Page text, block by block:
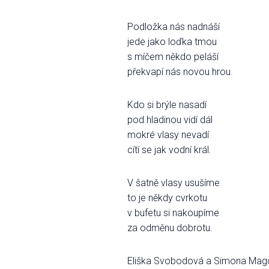
Podložka nás nadnáší
jede jako loďka tmou
s míčem někdo peláší
překvapí nás novou hrou.
Kdo si brýle nasadí
pod hladinou vidí dál
mokré vlasy nevadí
cítí se jak vodní král.
V šatně vlasy usušíme
to je někdy cvrkotu
v bufetu si nakoupíme
za odměnu dobrotu.
Eliška Svobodová a Simona